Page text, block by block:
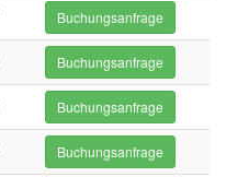
Buchungsanfrage
Buchungsanfrage
Buchungsanfrage
Buchungsanfrage